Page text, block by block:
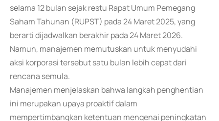
selama 12 bulan sejak restu Rapat Umum Pemegang
Saham Tahunan (RUPST) pada 24 Maret 2025, yang
berarti dijadwalkan berakhir pada 24 Maret 2026.
Namun, manajemen memutuskan untuk menyudahi
aksi korporasi tersebut satu bulan lebih cepat dari
rencana semula.
Manajemen menjelaskan bahwa langkah penghentian
ini merupakan upaya proaktif dalam
mempertimbangkan ketentuan mengenai peningkatan